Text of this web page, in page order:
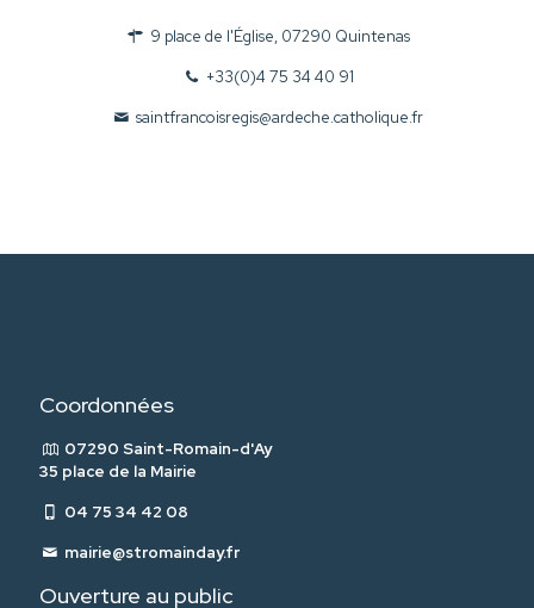
9 place de l'Église, 07290 Quintenas
+33(0)4 75 34 40 91
saintfrancoisregis@ardeche.catholique.fr
Coordonnées
07290 Saint-Romain-d'Ay
35 place de la Mairie
04 75 34 42 08
mairie@stromainday.fr
Ouverture au public